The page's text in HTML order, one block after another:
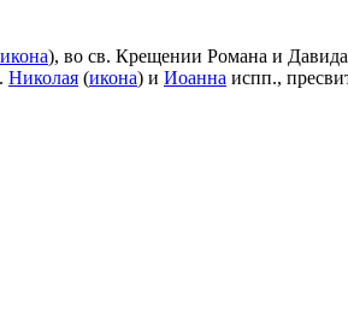
икона), во св. Крещении Романа и
Николая (икона) и Иоанна испп.,